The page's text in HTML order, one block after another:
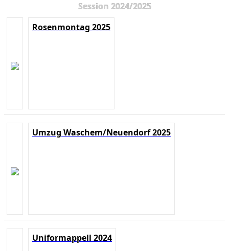
Session 2024/2025
Rosenmontag 2025
Umzug Waschem/Neuendorf 2025
Uniformappell 2024